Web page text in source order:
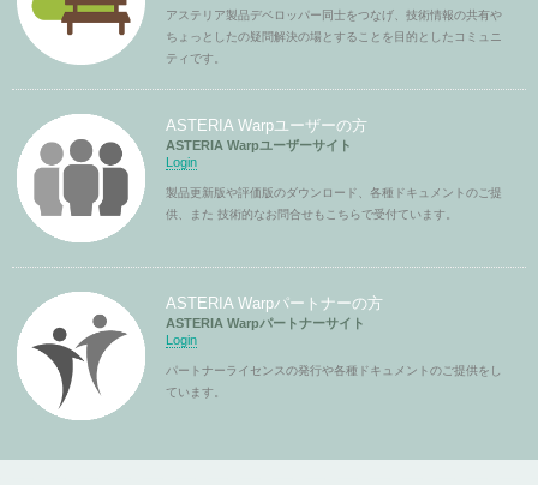
アステリア製品デベロッパー同士をつなげ、技術情報の共有や
ちょっとしたの疑問解決の場とすることを目的としたコミュニ
ティです。
ASTERIA Warpユーザーの方
ASTERIA Warpユーザーサイト
Login
製品更新版や評価版のダウンロード、各種ドキュメントのご提
供、また 技術的なお問合せもこちらで受付ています。
ASTERIA Warpパートナーの方
ASTERIA Warpパートナーサイト
Login
パートナーライセンスの発行や各種ドキュメントのご提供をし
ています。